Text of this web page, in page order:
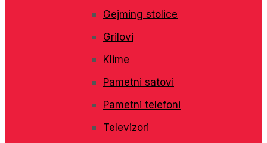
Gejming stolice
Grilovi
Klime
Pametni satovi
Pametni telefoni
Televizori